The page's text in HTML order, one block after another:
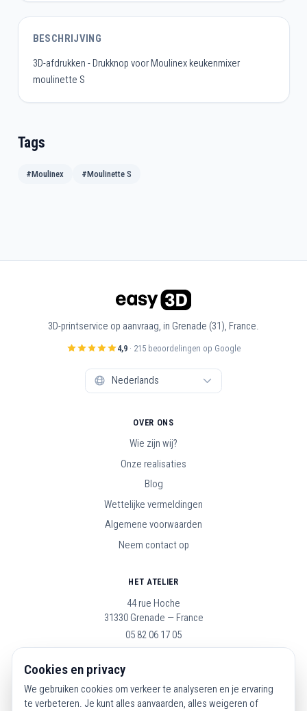
BESCHRIJVING
3D-afdrukken - Drukknop voor Moulinex keukenmixer
moulinette S
Tags
#Moulinex #Moulinette S
3D-printservice op aanvraag, in Grenade (31), France.
4,9 · 215 beoordelingen op Google
OVER ONS
Wie zijn wij?
Onze realisaties
Blog
Wettelijke vermeldingen
Algemene voorwaarden
Neem contact op
HET ATELIER
44 rue Hoche
31330 Grenade — France
05 82 06 17 05
VOLG ONS
Cookies en privacy
We gebruiken cookies om verkeer te analyseren en je ervaring
te verbeteren. Je kunt alles aanvaarden, alles weigeren of